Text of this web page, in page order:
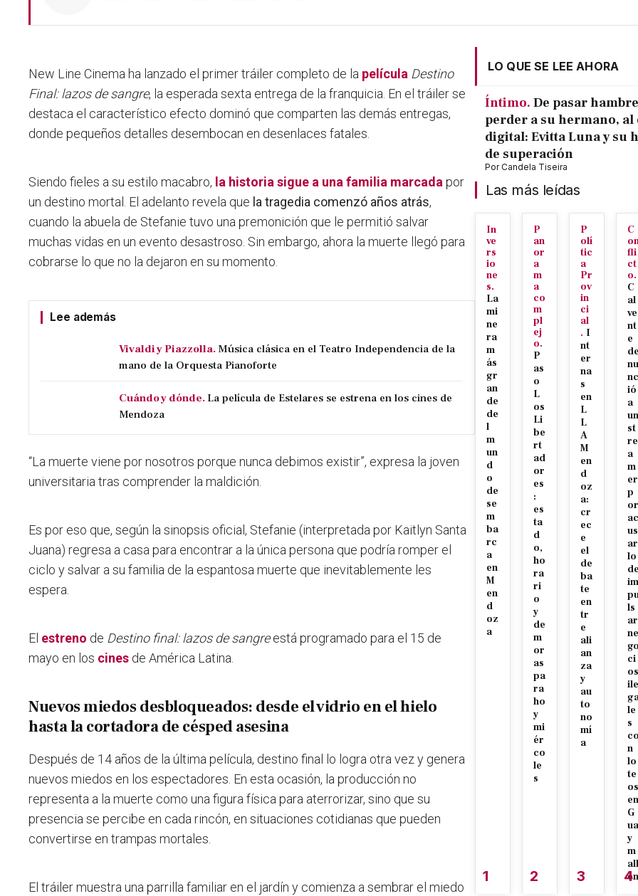
New Line Cinema ha lanzado el primer tráiler completo de la película Destino
Final: lazos de sangre, la esperada sexta entrega de la franquicia. En el tráiler se
destaca el característico efecto dominó que comparten las demás entregas,
donde pequeños detalles desembocan en desenlaces fatales.
Siendo fieles a su estilo macabro, la historia sigue a una familia marcadapor
un destino mortal. El adelanto revela que la tragedia comenzó años atrás,
cuando la abuela de Stefanie tuvo una premonición que le permitió salvar
muchas vidas en un evento desastroso. Sin embargo, ahora la muerte llegó para
cobrarse lo que no la dejaron en su momento.
Lee además
Vivaldi y Piazzolla. Música clásica en el Teatro Independencia de la
mano de la Orquesta Pianoforte
Cuándo y dónde. La película de Estelares se estrena en los cines de
Mendoza
“La muerte viene por nosotros porque nunca debimos existir”, expresa la joven
universitaria tras comprender la maldición.
Es por eso que, según la sinopsis oficial, Stefanie (interpretada por Kaitlyn Santa
Juana) regresa a casa para encontrar a la única persona que podría romper el
ciclo y salvar a su familia de la espantosa muerte que inevitablemente les
espera.
El estreno de Destino final: lazos de sangreestá programado para el 15 de
mayo en los cines de América Latina.
Nuevos miedos desbloqueados: desde el vidrio en el hielo
hasta la cortadora de césped asesina
Después de 14 años de la última película, destino final lo logra otra vez y genera
nuevos miedos en los espectadores. En esta ocasión, la producción no
representa a la muerte como una figura física para aterrorizar, sino que su
presencia se percibe en cada rincón, en situaciones cotidianas que pueden
convertirse en trampas mortales.
El tráiler muestra una parrilla familiar en el jardín y comienza a sembrar el miedo
LO QUE SE LEE AHORA
Íntimo. De pasar
perder a su hermano, al
digital: Evitta Luna y su
de superación
PorCandela Tiseira
Las más leídas
In
ve
rs
io
ne
s.
La
mi
ne
ra
m
ás
gr
an
de
de
l
m
un
d
o
de
se
m
ba
rc
a
en
M
en
d
oz
a
1
P
an
or
a
m
a
co
m
pl
ej
o.
P
as
o
L
os
Li
be
rt
ad
or
es
:
es
ta
d
o,
ho
ra
ri
o
y
de
m
or
as
pa
ra
ho
y
mi
ér
co
le
s
2
P
olí
tic
a
Pr
ov
in
ci
al
. I
nt
er
na
s
en
L
L
A
M
en
d
oz
a:
cr
ec
e
el
de
ba
te
en
tr
e
ali
an
za
y
au
to
no
mí
a
3
C
fli
ct
o.
C
al
ve
nt
e
de
nu
nc
ió
a
un
st
re
a
m
er
p
or
ac
us
ar
lo
de
im
ls
ar
ne
go
ci
os
ile
le
s
co
n
lo
te
os
en
G
ua
y
m
all
én
4